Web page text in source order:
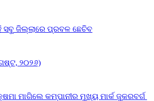
ସବୁ ଜିଲ୍ଲାରେ ପ୍ରବଳ ଛେଚିବ
୨୦୨୬)
ମାଗିଲେ କମ୍ପାନୀର ମୁଖ୍ୟ ମାର୍କ ଜୁକରବର୍ଗ